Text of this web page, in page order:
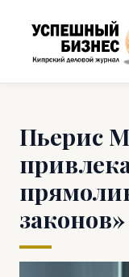
Пьерис
законов»